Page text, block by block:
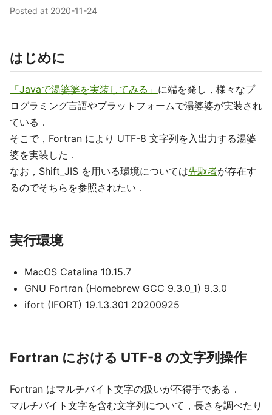
Posted at 2020-11-24
はじめに
「Javaで湯婆婆を実装してみる」 に端を発し，様々なプ
ログラミング言語やプラットフォームで湯婆婆が実装され
ている．
そこで，Fortran により UTF-8 文字列を入出力する湯婆
婆を実装した．
なお，Shift_JIS を用いる環境については先駆者が存在す
るのでそちらを参照されたい．
実行環境
MacOS Catalina 10.15.7
GNU Fortran (Homebrew GCC 9.3.0_1) 9.3.0
ifort (IFORT) 19.1.3.301 20200925
Fortran における UTF-8 の文字列操作
Fortran はマルチバイト文字の扱いが不得手である．
マルチバイト文字を含む文字列について，長さを調べたり